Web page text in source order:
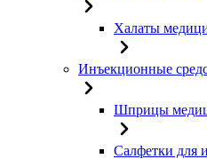
Халаты
Инъекционные
Шприцы
Салфетки для